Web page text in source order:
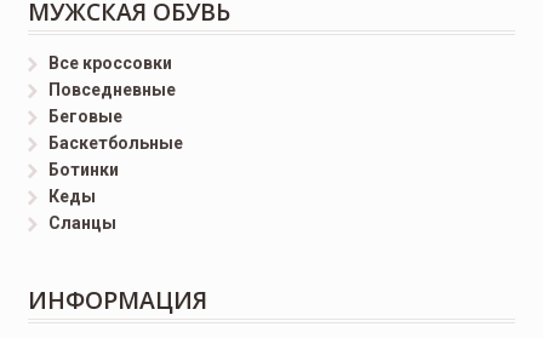
МУЖСКАЯ ОБУВЬ
Все кроссовки
Повседневные
Беговые
Баскетбольные
Ботинки
Кеды
Сланцы
ИНФОРМАЦИЯ